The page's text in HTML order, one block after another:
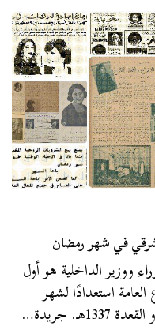
في شهر رمضان
ووزير الداخلية هو أول
استعدادًا لشهر